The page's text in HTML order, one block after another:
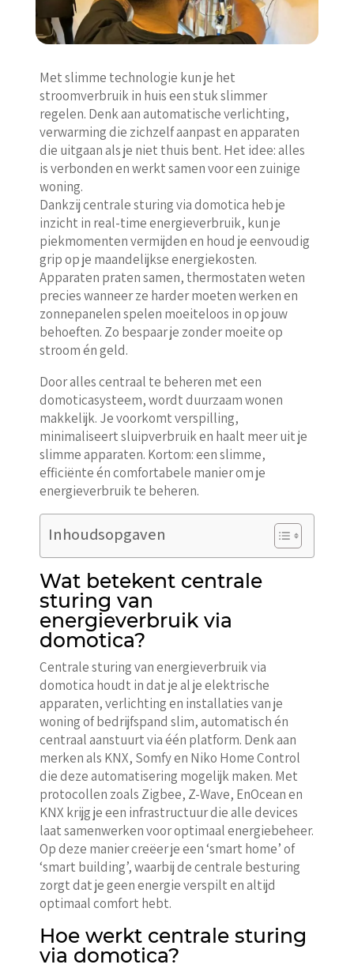
Met slimme technologie kun je het
stroomverbruik in huis een stuk slimmer
regelen. Denk aan automatische verlichting,
verwarming die zichzelf aanpast en apparaten
die uitgaan als je niet thuis bent. Het idee: alles
is verbonden en werkt samen voor een zuinige
woning.
Dankzij centrale sturing via domotica heb je
inzicht in real-time energieverbruik, kun je
piekmomenten vermijden en houd je eenvoudig
grip op je maandelijkse energiekosten.
Apparaten praten samen, thermostaten weten
precies wanneer ze harder moeten werken en
zonnepanelen spelen moeiteloos in op jouw
behoeften. Zo bespaar je zonder moeite op
stroom én geld.
Door alles centraal te beheren met een
domoticasysteem, wordt duurzaam wonen
makkelijk. Je voorkomt verspilling,
minimaliseert sluipverbruik en haalt meer uit je
slimme apparaten. Kortom: een slimme,
efficiënte én comfortabele manier om je
energieverbruik te beheren.
Inhoudsopgaven
Wat betekent centrale
sturing van
energieverbruik via
domotica?
Centrale sturing van energieverbruik via
domotica houdt in dat je al je elektrische
apparaten, verlichting en installaties van je
woning of bedrijfspand slim, automatisch én
centraal aanstuurt via één platform. Denk aan
merken als KNX, Somfy en Niko Home Control
die deze automatisering mogelijk maken. Met
protocollen zoals Zigbee, Z-Wave, EnOcean en
KNX krijg je een infrastructuur die alle devices
laat samenwerken voor optimaal energiebeheer.
Op deze manier creëer je een ‘smart home’ of
‘smart building’, waarbij de centrale besturing
zorgt dat je geen energie verspilt en altijd
optimaal comfort hebt.
Hoe werkt centrale sturing
via domotica?